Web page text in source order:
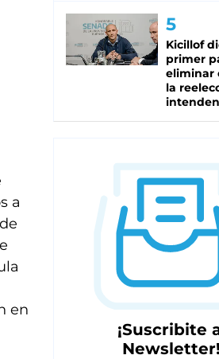
a
en
Kicillof
primer
eliminar
la
¡Suscribite
Newsletter!